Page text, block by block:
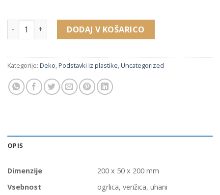
22664 akril podstavek za verižico, ogrlico, uhane (200 x 50
DODAJ V KOŠARICO
Kategorije: Deko Podstavki iz plastike Uncategorized
OPIS
Dimenzije
200 x 50 x 200 mm
Vsebnost
ogrlica, verižica, uhani